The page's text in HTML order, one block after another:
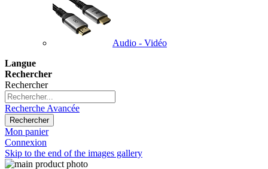
Audio - Vidéo
Langue
Rechercher
Rechercher
Recherche Avancée
Rechercher
Mon panier
Connexion
Skip to the end of the images gallery